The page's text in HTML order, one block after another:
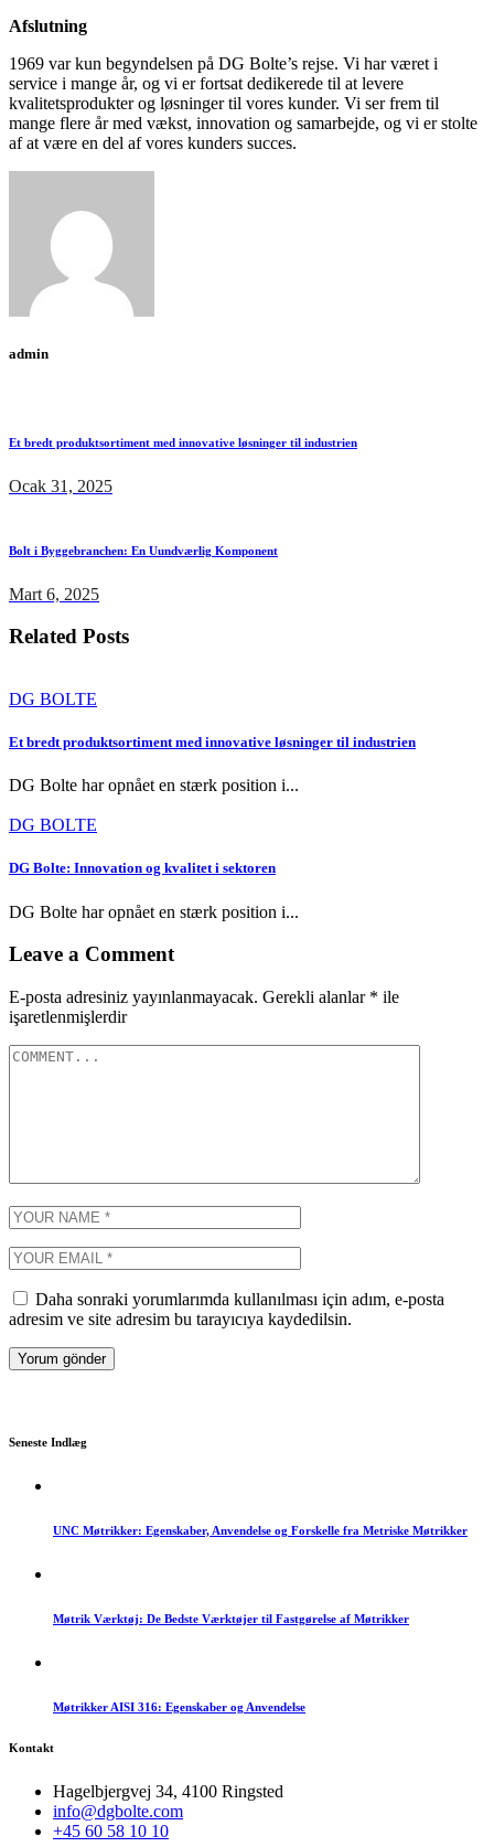
Afslutning
1969 var kun begyndelsen på DG Bolte’s rejse. Vi har været i
service i mange år, og vi er fortsat dedikerede til at levere
kvalitetsprodukter og løsninger til vores kunder. Vi ser frem til
mange flere år med vækst, innovation og samarbejde, og vi er stolte
af at være en del af vores kunders succes.
admin
Et bredt produktsortiment med innovative løsninger til industrien
Ocak 31, 2025
Bolt i Byggebranchen: En Uundværlig Komponent
Mart 6, 2025
Related Posts
DG BOLTE
Et bredt produktsortiment med innovative løsninger til industrien
DG Bolte har opnået en stærk position i...
DG BOLTE
DG Bolte: Innovation og kvalitet i sektoren
DG Bolte har opnået en stærk position i...
Leave a Comment
E-posta adresiniz yayınlanmayacak. Gerekli alanlar * ile
işaretlenmişlerdir
Daha sonraki yorumlarımda kullanılması için adım, e-posta
adresim ve site adresim bu tarayıcıya kaydedilsin.
Seneste Indlæg
UNC Møtrikker: Egenskaber, Anvendelse og Forskelle fra Metriske Møtrikker
Møtrik Værktøj: De Bedste Værktøjer til Fastgørelse af Møtrikker
Møtrikker AISI 316: Egenskaber og Anvendelse
Kontakt
Hagelbjergvej 34, 4100 Ringsted
info@dgbolte.com
+45 60 58 10 10